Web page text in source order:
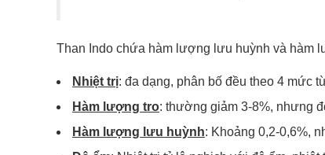
Than Indo chứa hàm lượng lưu huỳnh và hàm
Nhiệt trị: đa dạng, phân bố đều theo 4 mức
Hàm lượng tro: thường giảm 3-8%, nhưng
Hàm lượng lưu huỳnh: Khoảng 0,2-0,6%,